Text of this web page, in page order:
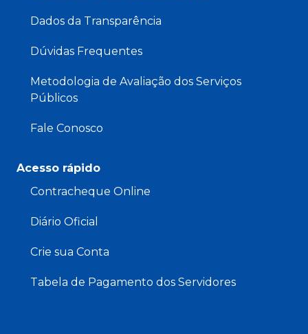
Dados da Transparência
Dúvidas Frequentes
Metodologia de Avaliação dos Serviços
Públicos
Fale Conosco
Acesso rápido
Contracheque Online
Diário Oficial
Crie sua Conta
Tabela de Pagamento dos Servidores